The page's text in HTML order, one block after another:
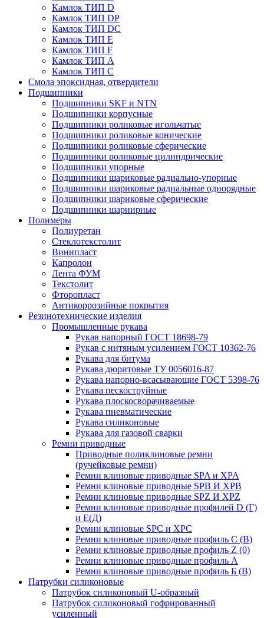
Камлок ТИП D
Камлок ТИП DP
Камлок ТИП DС
Камлок ТИП E
Камлок ТИП F
Камлок ТИП А
Камлок ТИП С
Смола эпоксидная, отвердители
Подшипники
Подшипники SKF и NTN
Подшипники корпусные
Подшипники роликовые игольчатые
Подшипники роликовые конические
Подшипники роликовые сферические
Подшипники роликовые цилиндрические
Подшипники упорные
Подшипники шариковые радиально-упорные
Подшипники шариковые радиальные однорядные
Подшипники шариковые сферические
Подшипники шарнирные
Полимеры
Полиуретан
Стеклотекстолит
Винипласт
Капролон
Лента ФУМ
Текстолит
Фторопласт
Антикоррозийные покрытия
Резинотехнические изделия
Промышленные рукава
Рукав напорный ГОСТ 18698-79
Рукав с нитяным усилением ГОСТ 10362-76
Рукава для битума
Рукава дюритовые ТУ 0056016-87
Рукава напорно-всасывающие ГОСТ 5398-76
Рукава пескоструйные
Рукава плоскосворачиваемые
Рукава пневматические
Рукава силиконовые
Рукава для газовой сварки
Ремни приводные
Приводные поликлиновые ремни
(ручейковые ремни)
Ремни клиновые приводные SPA и XPA
Ремни клиновые приводные SPB И XPB
Ремни клиновые приводные SPZ И XPZ
Ремни клиновые приводные профилей D (Г)
и Е(Д)
Ремни клиновые SPC и XPC
Ремни клиновые приводные профиль C (В)
Ремни клиновые приводные профиль Z (0)
Ремни клиновые приводные профиль А
Ремни клиновые приводные профиль Б (B)
Патрубки силиконовые
Патрубок силиконовый U-образный
Патрубок силиконовый гофрированный
усиленный